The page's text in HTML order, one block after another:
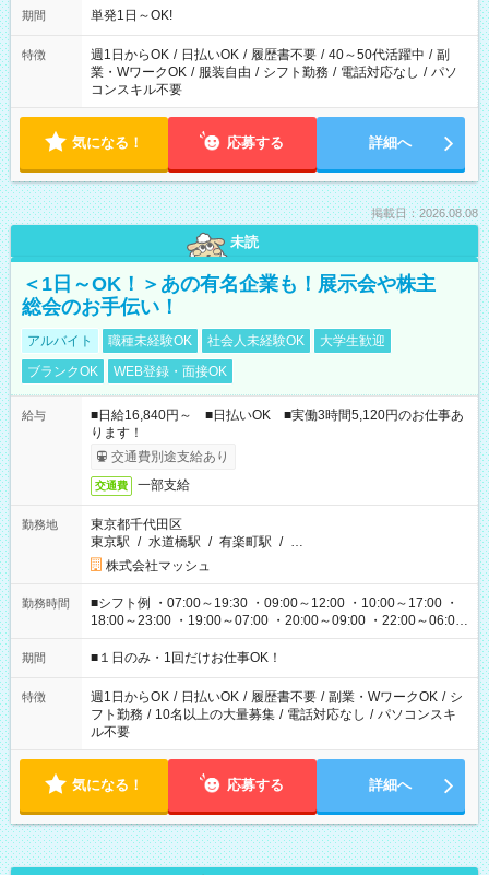
期間 単発1日～OK!
特徴 週1日からOK / 日払いOK / 履歴書不要 / 40～50代活躍中 / 副
業・WワークOK / 服装自由 / シフト勤務 / 電話対応なし / パソ
コンスキル不要
気になる！ 応募する 詳細へ
掲載日：2026.08.08
未読
＜1日～OK！＞あの有名企業も！展示会や株主
総会のお手伝い！
アルバイト 職種未経験OK 社会人未経験OK
大学生歓迎
ブランクOK
WEB登録・面接OK
給与
■日給16,840円～ ■日払いOK ■実働3時間5,120円のお仕事あ
ります！
交通費別途支給あり
交通費 一部支給
勤務地
東京都千代田区
東京駅 / 水道橋駅 / 有楽町駅 / …
株式会社マッシュ
勤務時間
■シフト例 ・07:00～19:30 ・09:00～12:00 ・10:00～17:00 ・
18:00～23:00 ・19:00～07:00 ・20:00～09:00 ・22:00～06:00
etc ★最短で3時間で5,120円のお仕事から 15時間で2万円近く稼
げるお仕事も！ ご希望のお時間に合わせてご紹介！ ※シフトは
ください！
期間 ■１日のみ・1回だけお仕事OK！
特徴 週1日からOK / 日払いOK / 履歴書不要 / 副業・WワークOK / シ
フト勤務 / 10名以上の大量募集 / 電話対応なし / パソコンスキ
ル不要
気になる！ 応募する 詳細へ